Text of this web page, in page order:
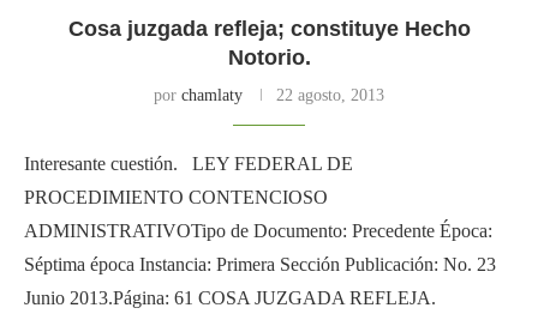
Cosa juzgada refleja; constituye Hecho
Notorio.
por chamlaty 22 agosto, 2013
Interesante cuestión. LEY FEDERAL DE
PROCEDIMIENTO CONTENCIOSO
ADMINISTRATIVOTipo de Documento: Precedente Época:
Séptima época Instancia: Primera Sección Publicación: No. 23
Junio 2013.Página: 61 COSA JUZGADA REFLEJA.